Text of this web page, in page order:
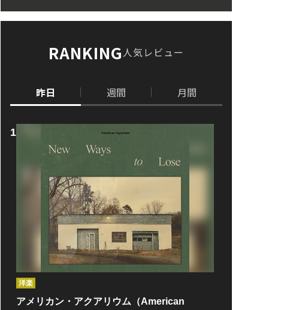
RANKING人気レビュー
昨日 週間 月間
洋楽
アメリカン・アクアリウム（American